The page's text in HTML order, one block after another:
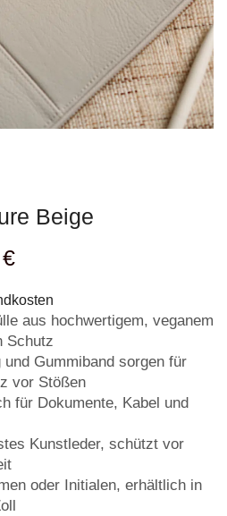
Beige
€
aus hochwertigem, veganem
Schutz
Gummiband sorgen für
vor Stößen
für Dokumente, Kabel und
Kunstleder, schützt vor
oder Initialen, erhältlich in